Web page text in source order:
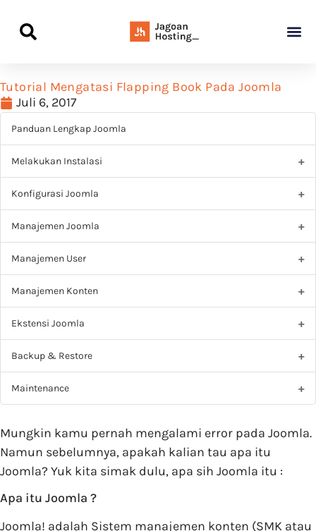
Tutorial Mengatasi Flapping Book Pada Joomla
Juli 6, 2017
Panduan Lengkap Joomla
Melakukan Instalasi
Konfigurasi Joomla
Manajemen Joomla
Manajemen User
Manajemen Konten
Ekstensi Joomla
Backup & Restore
Maintenance
Mungkin kamu pernah mengalami error pada Joomla.
Namun sebelumnya, apakah kalian tau apa itu
Joomla? Yuk kita simak dulu, apa sih Joomla itu :
Apa itu Joomla ?
Joomla! adalah Sistem manajemen konten (SMK atau